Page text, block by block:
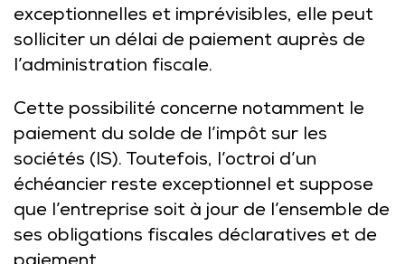
exceptionnelles et imprévisibles, elle peut
solliciter un délai de paiement auprès de
l’administration fiscale.
Cette possibilité concerne notamment le
paiement du solde de l’impôt sur les
sociétés (IS). Toutefois, l’octroi d’un
échéancier reste exceptionnel et suppose
que l’entreprise soit à jour de l’ensemble de
ses obligations fiscales déclaratives et de